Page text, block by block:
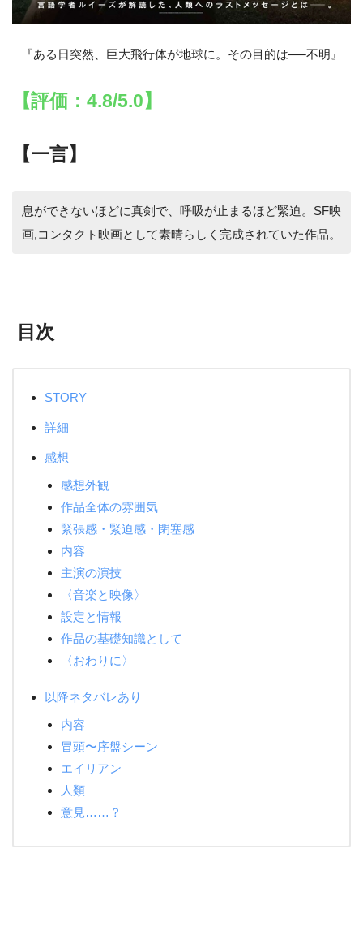
『ある日突然、巨大飛行体が地球に。その目的は──不明』
【評価：4.8/5.0】
【一言】
息ができないほどに真剣で、呼吸が止まるほど緊迫。SF映
画,コンタクト映画として素晴らしく完成されていた作品。
目次
STORY
詳細
感想
感想外観
作品全体の雰囲気
緊張感・緊迫感・閉塞感
内容
主演の演技
〈音楽と映像〉
設定と情報
作品の基礎知識として
〈おわりに〉
以降ネタバレあり
内容
冒頭〜序盤シーン
エイリアン
人類
意見……？